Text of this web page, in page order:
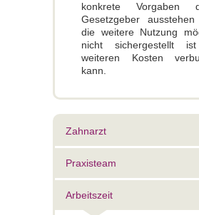
konkrete Vorgaben
Gesetzgeber
die weitere Nutzung
nicht sichergestellt
weiteren Kosten
kann.
Zahnarzt
Praxisteam
Arbeitszeit